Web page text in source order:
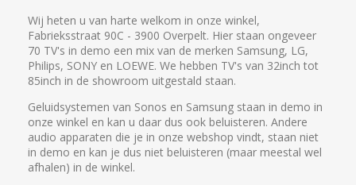
Wij heten u van harte welkom in onze winkel,
Fabrieksstraat 90C - 3900 Overpelt. Hier staan ongeveer
70 TV's in demo een mix van de merken Samsung, LG,
Philips, SONY en LOEWE. We hebben TV's van 32inch tot
85inch in de showroom uitgestald staan.
Geluidsystemen van Sonos en Samsung staan in demo in
onze winkel en kan u daar dus ook beluisteren. Andere
audio apparaten die je in onze webshop vindt, staan niet
in demo en kan je dus niet beluisteren (maar meestal wel
afhalen) in de winkel.